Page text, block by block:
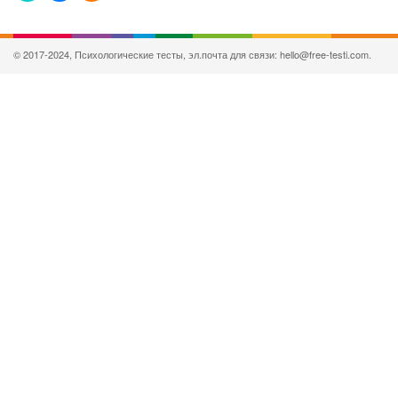
© 2017-2024, Психологические тесты, эл.почта для связи: hello@free-testi.com.